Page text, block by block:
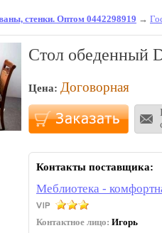
стенки. Оптом 0442298919 →
Стол обеденный
Цена: Договорная
Контакты поставщика:
Меблиотека -
Контактное лицо: Игорь